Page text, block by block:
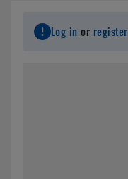
Log in or register